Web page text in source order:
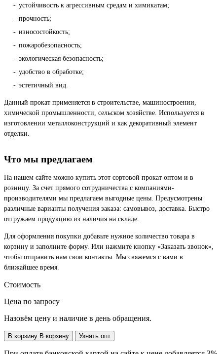
устойчивость к агрессивным средам и химикатам;
прочность;
износостойкость;
пожаробезопасность;
экологическая безопасность;
удобство в обработке;
эстетичный вид.
Данный прокат применяется в строительстве, машиностроении,
химической промышленности, сельском хозяйстве. Используется в
изготовлении металлоконструкций и как декоративный элемент
отделки.
Что мы предлагаем
На нашем сайте можно купить этот сортовой прокат оптом и в
розницу. За счет прямого сотрудничества с компаниями-
производителями мы предлагаем выгодные цены. Предусмотрены
различные варианты получения заказа: самовывоз, доставка. Быстро
отгружаем продукцию из наличия на складе.
Для оформления покупки добавьте нужное количество товара в
корзину и заполните форму. Или нажмите кнопку «Заказать звонок»,
чтобы отправить нам свои контакты. Мы свяжемся с вами в
ближайшее время.
Стоимость
Цена по запросу
Назовём цену и наличие в день обращения.
В корзину В корзину Узнать опт